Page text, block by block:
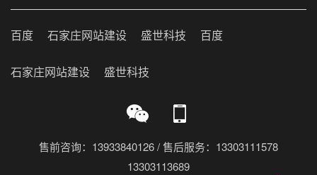
百度 石家庄网站建设 盛世科技 百度
石家庄网站建设 盛世科技
售前咨询：13933840126 / 售后服务：13303111578
13303113689